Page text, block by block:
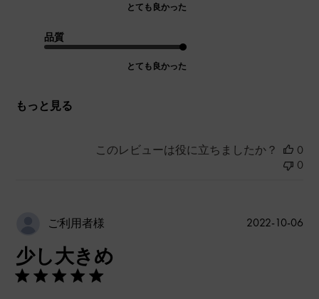
とても良かった
品質
とても良かった
もっと見る
このレビューは役に立ちましたか？
0
0
ご利用者様
少し大きめ
公
2022-10-06